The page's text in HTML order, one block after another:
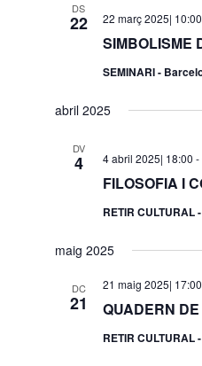
DS
22
SIMBOLISME
22 març 2025| 10:00
SEMINARI -
abril 2025
DV
4
FILOSOFIA I
4 abril 2025| 18:00 -
RETIR
maig 2025
DC
21 QUADERN
21 maig 2025| 17:00
RETIR CULTURAL